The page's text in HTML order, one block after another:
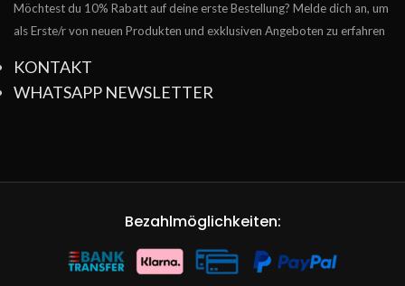
Möchtest du 10% Rabatt auf deine erste Bestellung? Melde dich an, um
als Erste/r von neuen Produkten und exklusiven Angeboten zu erfahren
KONTAKT
WHATSAPP NEWSLETTER
Bezahlmöglichkeiten: